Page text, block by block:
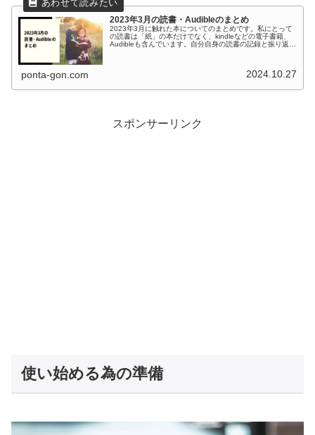
2023年3月の読書・Audibleのまとめ
2023年3月に触れた本についてのまとめです。私にとって
の読書は「紙」の本だけでなく、kindleなどの電子書籍、
Audibleも含んでいます。自分自身の読書の記録と振り返り
ponta-gon.com 2024.10.27
スポンサーリンク
使い始める為の準備